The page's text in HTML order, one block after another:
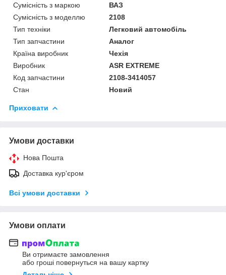
Сумісність з маркою
ВАЗ
Сумісність з моделлю
2108
Тип техніки
Легковий автомобіль
Тип запчастини
Аналог
Країна виробник
Чехія
Виробник
ASR EXTREME
Код запчастини
2108-3414057
Стан
Новий
Приховати
Умови доставки
Нова Пошта
Доставка кур'єром
Всі умови доставки
Умови оплати
Ви отримаєте замовлення
або гроші повернуться на вашу картку